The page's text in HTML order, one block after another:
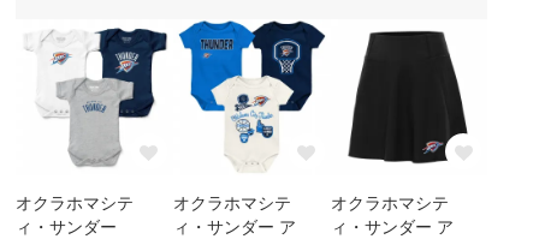
オクラホマシテ
ィ・サンダー
オクラホマシテ
ィ・サンダー ア
オクラホマシテ
ィ・サンダー ア